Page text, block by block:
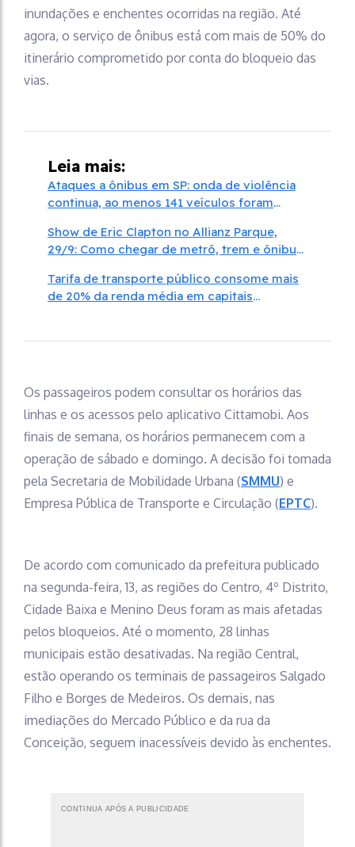
inundações e enchentes ocorridas na região. Até
agora, o serviço de ônibus está com mais de 50% do
itinerário comprometido por conta do bloqueio das
vias.
Leia mais:
Ataques a ônibus em SP: onda de violência
continua, ao menos 141 veículos foram
Show de Eric Clapton no Allianz Parque,
29/9: Como chegar de metrô, trem e ônibus
Tarifa de transporte público consome mais
de 20% da renda média em capitais
Os passageiros podem consultar os horários das
linhas e os acessos pelo aplicativo Cittamobi. Aos
finais de semana, os horários permanecem com a
operação de sábado e domingo. A decisão foi tomada
pela Secretaria de Mobilidade Urbana (SMMU) e
Empresa Pública de Transporte e Circulação (EPTC).
De acordo com comunicado da prefeitura publicado
na segunda-feira, 13, as regiões do Centro, 4º Distrito,
Cidade Baixa e Menino Deus foram as mais afetadas
pelos bloqueios. Até o momento, 28 linhas
municipais estão desativadas. Na região Central,
estão operando os terminais de passageiros Salgado
Filho e Borges de Medeiros. Os demais, nas
imediações do Mercado Público e da rua da
Conceição, seguem inacessíveis devido às enchentes.
CONTINUA APÓS A PUBLICIDADE